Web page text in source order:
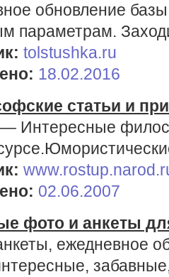
обновление
параметрам.
tolstushka.ru
18.02.2016
статьи и
— Интересные
02.06.2007
фото и анкеты
ежедневное